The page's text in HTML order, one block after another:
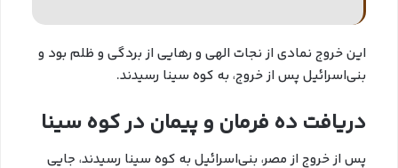
این خروج نمادی از نجات الهی و رهایی از بردگی و ظلم بود و
بنی‌اسرائیل پس از خروج، به کوه سینا رسیدند.
دریافت ده فرمان و پیمان در کوه سینا
پس از خروج از مصر، بنی‌اسرائیل به کوه سینا رسیدند، جایی